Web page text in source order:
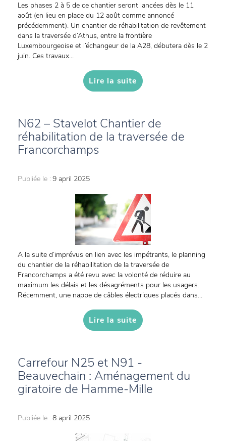
Les phases 2 à 5 de ce chantier seront lancées dès le 11
août (en lieu en place du 12 août comme annoncé
précédemment). Un chantier de réhabilitation de revêtement
dans la traversée d’Athus, entre la frontière
Luxembourgeoise et l’échangeur de la A28, débutera dès le 2
juin. Ces travaux...
Lire la suite
N62 – Stavelot Chantier de
réhabilitation de la traversée de
Francorchamps
Publiée le : 9 april 2025
A la suite d’imprévus en lien avec les impétrants, le planning
du chantier de la réhabilitation de la traversée de
Francorchamps a été revu avec la volonté de réduire au
maximum les délais et les désagréments pour les usagers.
Récemment, une nappe de câbles électriques placés dans...
Lire la suite
Carrefour N25 et N91 -
Beauvechain : Aménagement du
giratoire de Hamme-Mille
Publiée le : 8 april 2025